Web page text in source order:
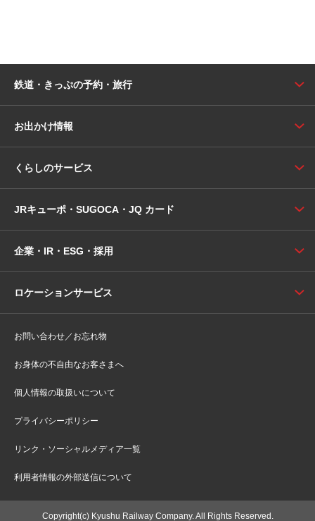
鉄道・きっぷの予約・旅行
お出かけ情報
くらしのサービス
JRキューポ・SUGOCA・JQ カード
企業・IR・ESG・採用
ロケーションサービス
お問い合わせ／お忘れ物
お身体の不自由なお客さまへ
個人情報の取扱いについて
プライバシーポリシー
リンク・ソーシャルメディア一覧
利用者情報の外部送信について
Copyright(c) Kyushu Railway Company. All Rights Reserved.